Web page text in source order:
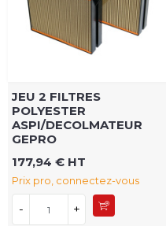
JEU 2 FILTRES
POLYESTER
ASPI/DECOLMATEUR
GEPRO
177,94 € HT
Prix pro, connectez-vous
- +